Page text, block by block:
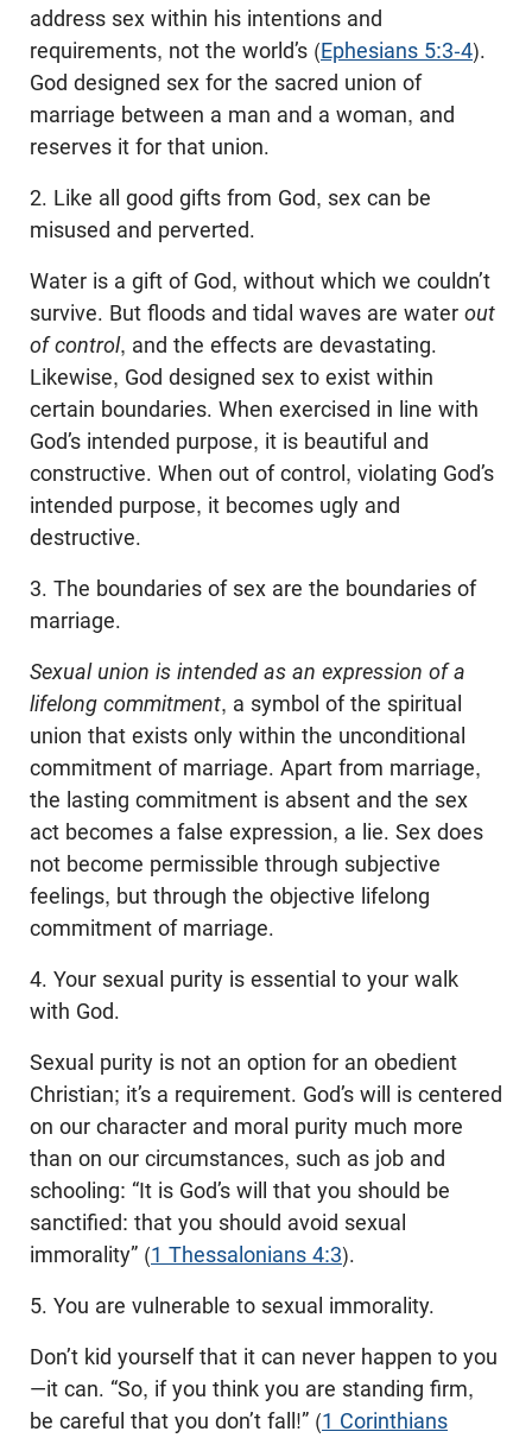
address sex within his intentions and
requirements, not the world’s (Ephesians 5:3-4).
God designed sex for the sacred union of
marriage between a man and a woman, and
reserves it for that union.
2. Like all good gifts from God, sex can be
misused and perverted.
Water is a gift of God, without which we couldn’t
survive. But floods and tidal waves are water out
of control, and the effects are devastating.
Likewise, God designed sex to exist within
certain boundaries. When exercised in line with
God’s intended purpose, it is beautiful and
constructive. When out of control, violating God’s
intended purpose, it becomes ugly and
destructive.
3. The boundaries of sex are the boundaries of
marriage.
Sexual union is intended as an expression of a
lifelong commitment, a symbol of the spiritual
union that exists only within the unconditional
commitment of marriage. Apart from marriage,
the lasting commitment is absent and the sex
act becomes a false expression, a lie. Sex does
not become permissible through subjective
feelings, but through the objective lifelong
commitment of marriage.
4. Your sexual purity is essential to your walk
with God.
Sexual purity is not an option for an obedient
Christian; it’s a requirement. God’s will is centered
on our character and moral purity much more
than on our circumstances, such as job and
schooling: “It is God’s will that you should be
sanctified: that you should avoid sexual
immorality” (1 Thessalonians 4:3).
5. You are vulnerable to sexual immorality.
Don’t kid yourself that it can never happen to you
—it can. “So, if you think you are standing firm,
be careful that you don’t fall!” (1 Corinthians